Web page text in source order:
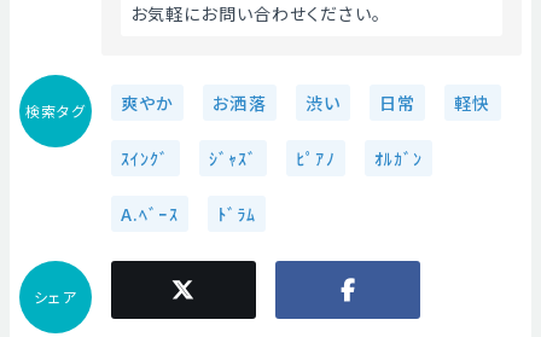
お気軽にお問い合わせください。
検索タグ 爽やか お洒落 渋い 日常 軽快
ｽｲﾝｸﾞ ｼﾞｬｽﾞ ﾋﾟｱﾉ ｵﾙｶﾞﾝ
A.ﾍﾞｰｽ ﾄﾞﾗﾑ
シェア